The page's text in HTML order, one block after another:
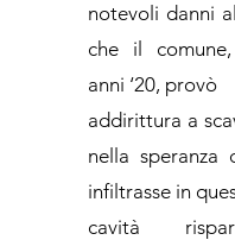
notevoli danni
che il
anni ‘20, provò
addirittura a
nella speranza
infiltrasse in
cavità